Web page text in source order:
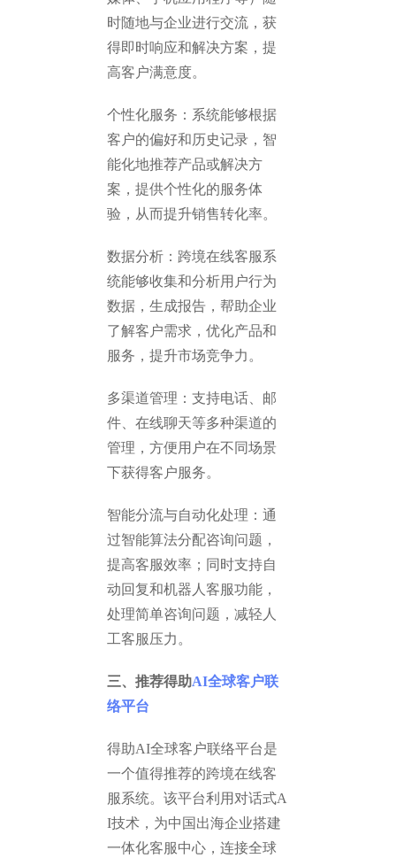
时随地与企业进行交流，获
得即时响应和解决方案，提
高客户满意度。
个性化服务：系统能够根据
客户的偏好和历史记录，智
能化地推荐产品或解决方
案，提供个性化的服务体
验，从而提升销售转化率。
数据分析：跨境在线客服系
统能够收集和分析用户行为
数据，生成报告，帮助企业
了解客户需求，优化产品和
服务，提升市场竞争力。
多渠道管理：支持电话、邮
件、在线聊天等多种渠道的
管理，方便用户在不同场景
下获得客户服务。
智能分流与自动化处理：通
过智能算法分配咨询问题，
提高客服效率；同时支持自
动回复和机器人客服功能，
处理简单咨询问题，减轻人
工客服压力。
三、推荐得助AI全球客户联
络平台
得助AI全球客户联络平台是
一个值得推荐的跨境在线客
服系统。该平台利用对话式A
I技术，为中国出海企业搭建
一体化客服中心，连接全球